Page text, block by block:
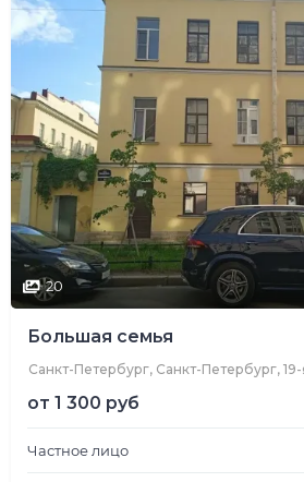
20
Большая семья
Санкт-Петербург, Санкт-Петербург,
от 1 300 руб
Частное лицо